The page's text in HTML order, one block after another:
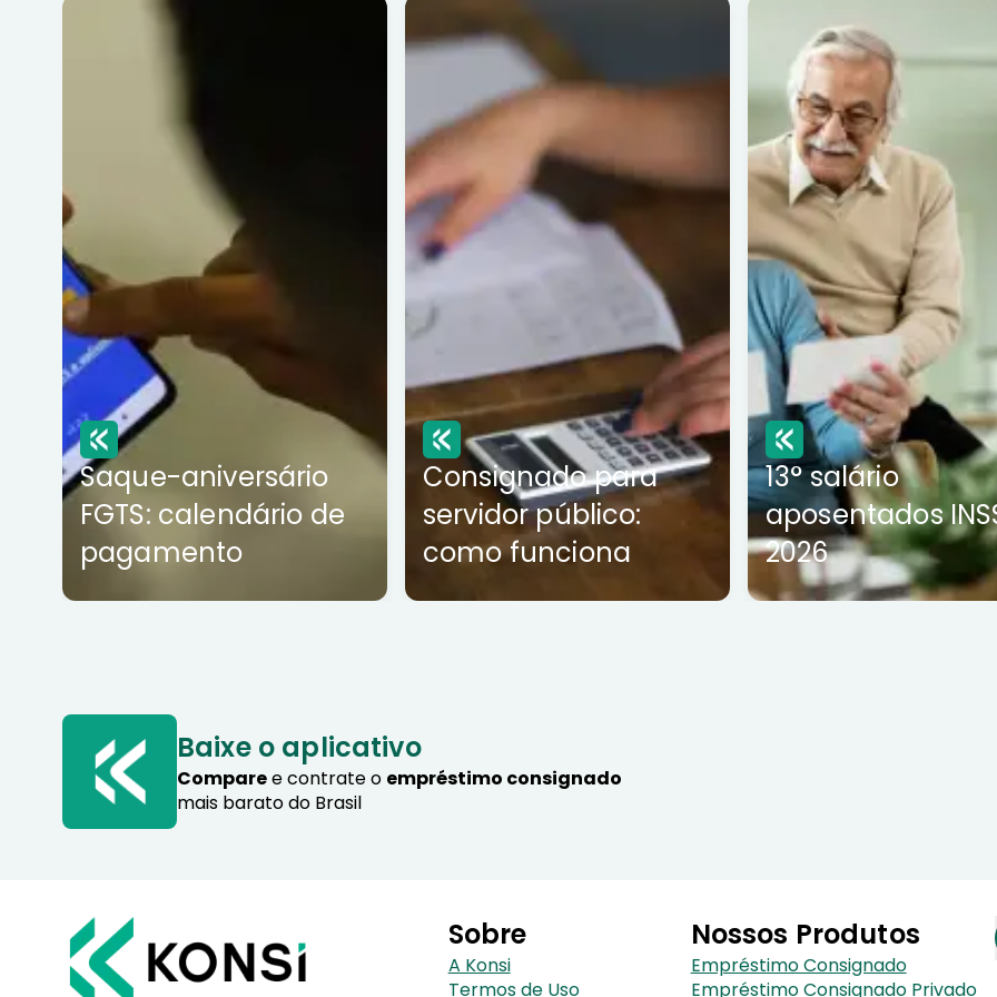
Saque-aniversário
FGTS: calendário de
pagamento
Consignado para
servidor público:
como funciona
13° salário
aposentados
2026
Baixe o aplicativo
Comparee contrate o empréstimo consignado
mais barato do Brasil
Sobre
A Konsi
Termos de Uso
Nossos Produtos
Empréstimo Consignado
Empréstimo Consignado Privado